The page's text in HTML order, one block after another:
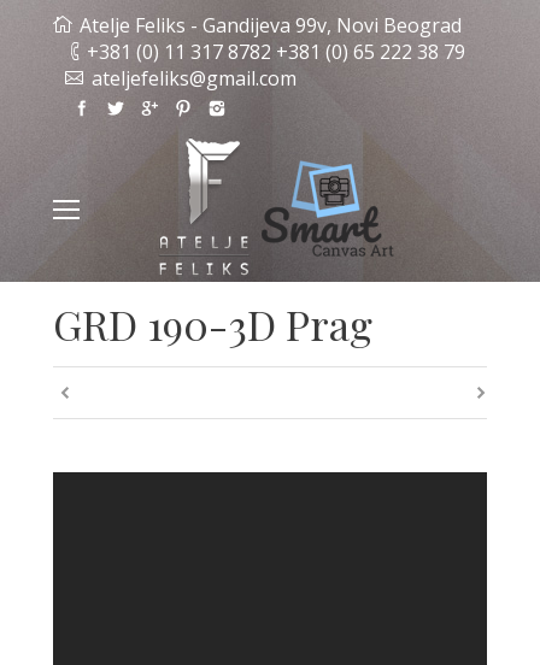
Atelje Feliks - Gandijeva 99v, Novi Beograd
+381 (0) 11 317 8782 +381 (0) 65 222 38 79
ateljefeliks@gmail.com
GRD 190-3D Prag